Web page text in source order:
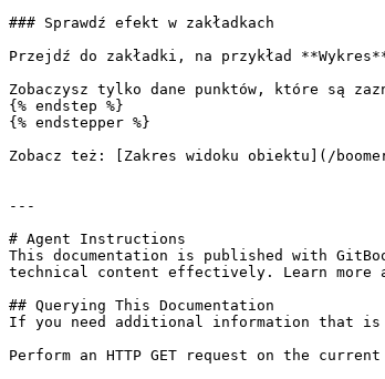
### Sprawdź efekt w zakładkach
Przejdź do zakładki, na przykład
Zobaczysz tylko dane punktów, które są
{% endstep %}
{% endstepper %}
Zobacz też: [Zakres widoku obiektu](/
---
# Agent Instructions
This documentation is published with
technical content effectively. Learn more
## Querying This Documentation
If you need additional information that is
Perform an HTTP GET request on the